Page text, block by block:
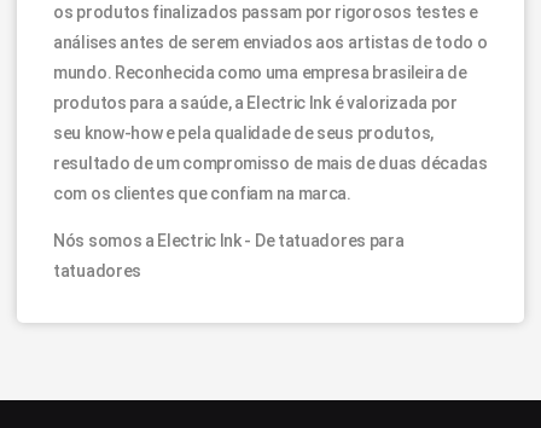
os produtos finalizados passam por rigorosos testes e
análises antes de serem enviados aos artistas de todo o
mundo. Reconhecida como uma empresa brasileira de
produtos para a saúde, a Electric Ink é valorizada por
seu know-how e pela qualidade de seus produtos,
resultado de um compromisso de mais de duas décadas
com os clientes que confiam na marca.
Nós somos a Electric Ink - De tatuadores para
tatuadores